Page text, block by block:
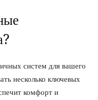
систем для вашего
несколько ключевых
комфорт и